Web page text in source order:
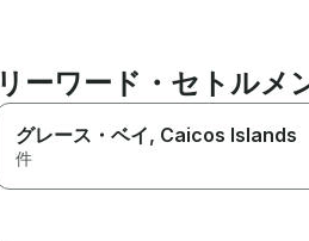
リーワード・セトルメ
グレース・ベイ, Caicos Islands
件